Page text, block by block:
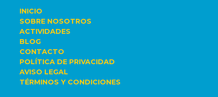
INICIO
SOBRE NOSOTROS
ACTIVIDADES
BLOG
CONTACTO
POLÍTICA DE PRIVACIDAD
AVISO LEGAL
TÉRMINOS Y CONDICIONES